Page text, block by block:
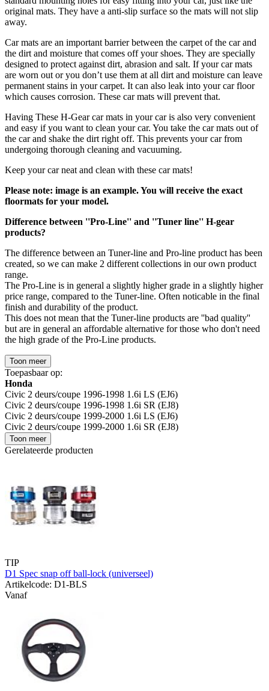
original mats. They have a anti-slip surface so the mats will not slip
away.
Car mats are an important barrier between the carpet of the car and
the dirt and moisture that comes off your shoes. They are specially
designed to protect against dirt, abrasion and salt. If your car mats
are worn out or you don’t use them at all dirt and moisture can leave
permanent stains in your carpet. It can also leak into your car floor
which causes corrosion. These car mats will prevent that.
Having These H-Gear car mats in your car is also very convenient
and easy if you want to clean your car. You take the car mats out of
the car and shake the dirt right off. This prevents your car from
undergoing thorough cleaning and vacuuming.
Keep your car neat and clean with these car mats!
Please note: image is an example. You will receive the exact
floormats for your model.
Difference between ''Pro-Line'' and ''Tuner line'' H-gear
products?
The difference between an Tuner-line and Pro-line product has been
created, so we can make 2 different collections in our own product
range.
The Pro-Line is in general a slightly higher grade in a slightly higher
price range, compared to the Tuner-line. Often noticable in the final
finish and durability of the product.
This does not mean that the Tuner-line products are ''bad quality''
but are in general an affordable alternative for those who don't need
the high grade of the Pro-Line products.
Toon meer
Toepasbaar op:
Honda
Civic 2 deurs/coupe 1996-1998 1.6i LS (EJ6)
Civic 2 deurs/coupe 1996-1998 1.6i SR (EJ8)
Civic 2 deurs/coupe 1999-2000 1.6i LS (EJ6)
Civic 2 deurs/coupe 1999-2000 1.6i SR (EJ8)
Toon meer
Gerelateerde producten
TIP
D1 Spec snap off ball-lock (universeel)
Artikelcode: D1-BLS
Vanaf